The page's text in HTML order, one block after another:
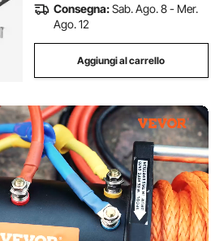
Consegna:Sab. Ago. 8 - Mer.
Ago. 12
Aggiungi al carrello